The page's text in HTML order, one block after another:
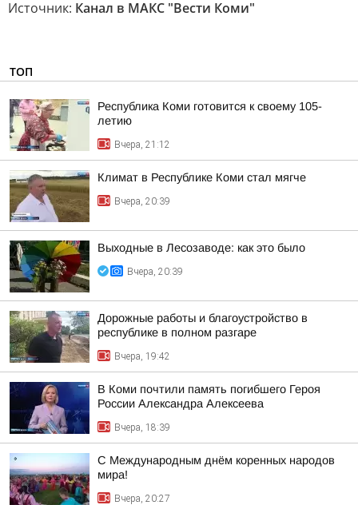
Источник: Канал в МАКС "Вести Коми"
ТОП
Республика Коми готовится к своему 105-
летию
Вчера, 21:12
Климат в Республике Коми стал мягче
Вчера, 20:39
Выходные в Лесозаводе: как это было
Вчера, 20:39
Дорожные работы и благоустройство в
республике в полном разгаре
Вчера, 19:42
В Коми почтили память погибшего Героя
России Александра Алексеева
Вчера, 18:39
С Международным днём коренных народов
мира!
Вчера, 20:27